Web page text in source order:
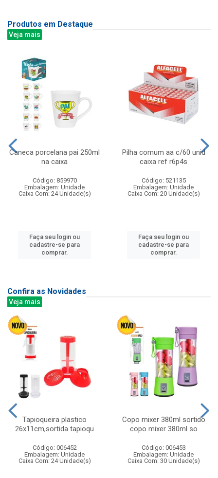
Produtos em Destaque
Veja mais
Caneca porcelana pai 250ml
na caixa
Código: 859970
Embalagem: Unidade
Caixa Com: 24 Unidade(s)
Faça seu login ou
cadastre-se para
comprar.
Pilha comum aa c/60 unid
caixa ref r6p4s
Código: 521135
Embalagem: Unidade
Caixa Com: 20 Unidade(s)
Faça seu login ou
cadastre-se para
comprar.
Confira as Novidades
Veja mais
Tapioqueira plastico
26x11cm,sortida tapioqu
Código: 006452
Embalagem: Unidade
Caixa Com: 24 Unidade(s)
Copo mixer 380ml sortido
copo mixer 380ml so
Código: 006453
Embalagem: Unidade
Caixa Com: 30 Unidade(s)